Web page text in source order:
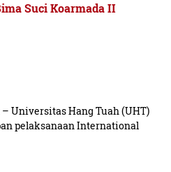
Suci Koarmada II
– Universitas Hang Tuah (UHT)
pelaksanaan International